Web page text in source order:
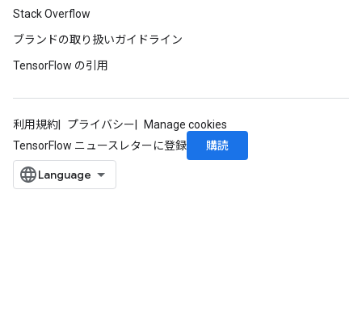
Stack Overflow
ブランドの取り扱いガイドライン
TensorFlow の引用
利用規約 プライバシー
Manage cookies
TensorFlow ニュースレターに登録
購読